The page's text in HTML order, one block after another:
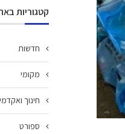
קטגוריות
חדשות
מקומי
חינוך
ספורט